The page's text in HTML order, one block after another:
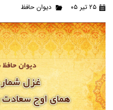
۲۵ تیر ۰۵ دیوان حافظ